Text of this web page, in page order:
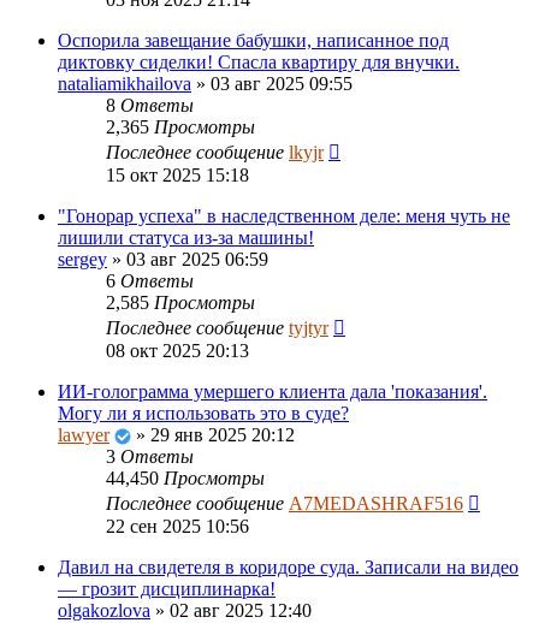
Оспорила завещание бабушки, написанное под
диктовку сиделки! Спасла квартиру для внучки.
nataliamikhailova » 03 авг 2025 09:55
8 Ответы
2,365 Просмотры
Последнее сообщение lkyjr
15 окт 2025 15:18
"Гонорар успеха" в наследственном деле: меня чуть не
лишили статуса из-за машины!
sergey » 03 авг 2025 06:59
6 Ответы
2,585 Просмотры
Последнее сообщение tyjtyr
08 окт 2025 20:13
ИИ-голограмма умершего клиента дала 'показания'.
Могу ли я использовать это в суде?
lawyer
» 29 янв 2025 20:12
3 Ответы
44,450 Просмотры
Последнее сообщение A7MEDASHRAF516
22 сен 2025 10:56
Давил на свидетеля в коридоре суда. Записали на видео
— грозит дисциплинарка!
olgakozlova » 02 авг 2025 12:40